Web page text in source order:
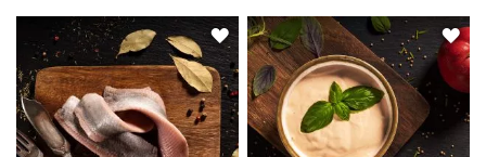
ZUR
WUNSCHLISTE
HINZUFÜGEN